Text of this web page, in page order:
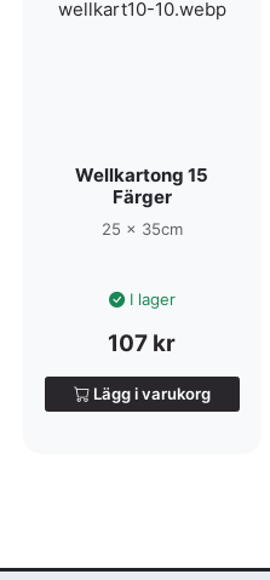
Wellkartong 15
Färger
25 x 35cm
I lager
107 kr
Lägg i varukorg